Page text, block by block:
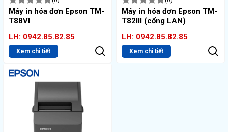
Máy in hóa đơn Epson TM-
T88VI
LH: 0942.85.82.85
Xem chi tiết
Máy in hóa đơn Epson TM-
T82III (cổng LAN)
LH: 0942.85.82.85
Xem chi tiết